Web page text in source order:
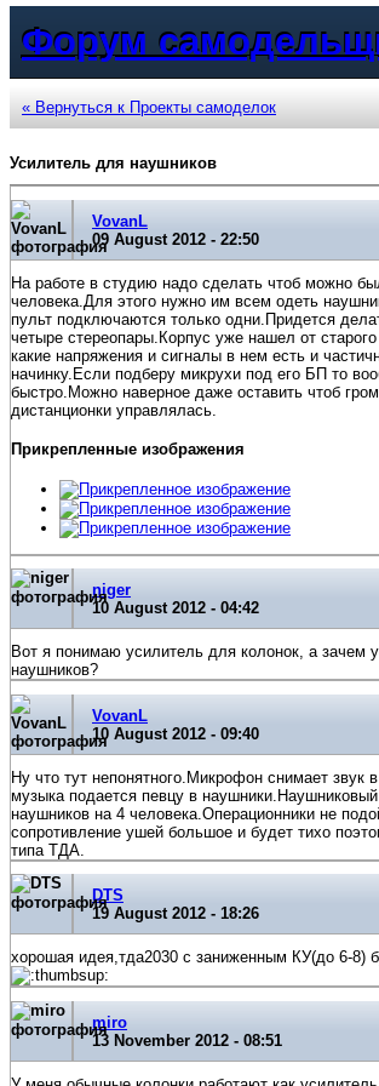
Форум
« Вернуться к Проекты самоделок
Усилитель для наушников
VovanL
09 August 2012 - 22:50
На работе в студию надо сделать чтоб можно
человека.Для этого нужно им всем одеть
пульт подключаются только одни.Придется
четыре стереопары.Корпус уже нашел от
какие напряжения и сигналы в нем есть и
начинку.Если подберу микрухи под его БП то
быстро.Можно наверное даже оставить чтоб
дистанционки управлялась.
Прикрепленные изображения
niger
10 August 2012 - 04:42
Вот я понимаю усилитель для колонок, а зачем
наушников?
VovanL
10 August 2012 - 09:40
Ну что тут непонятного.Микрофон снимает звук
музыка подается певцу в
наушников на 4 человека.Операционники не
сопротивление ушей большое и будет тихо
типа ТДА.
DTS
19 August 2012 - 18:26
хорошая идея,тда2030 с заниженным КУ(до 6-8)
miro
13 November 2012 - 08:51